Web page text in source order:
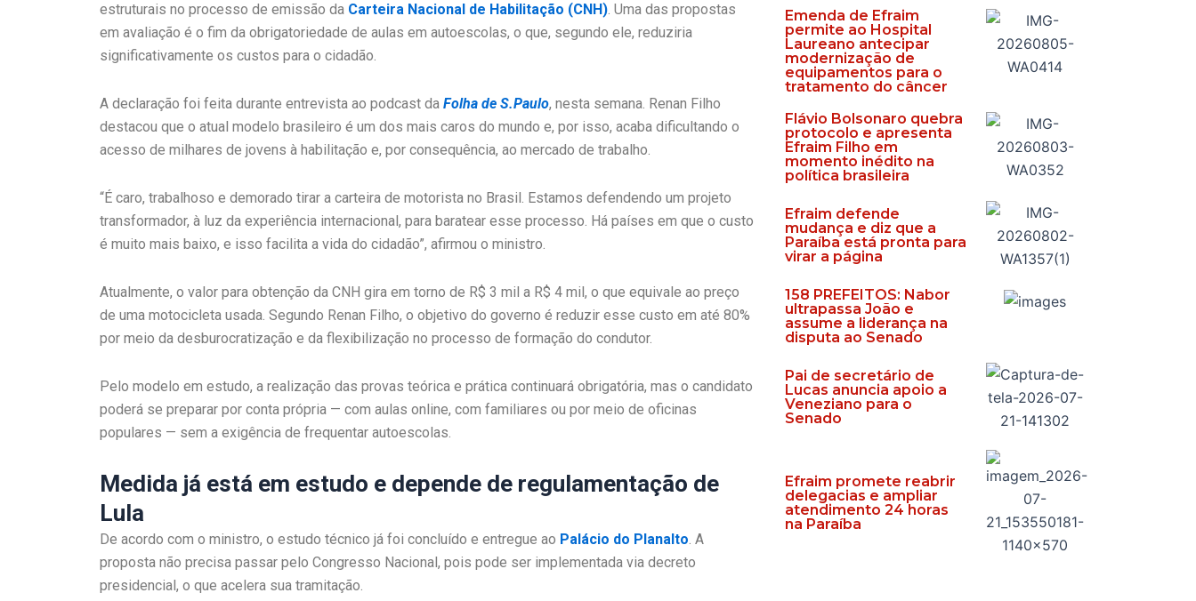
estruturais no processo de emissão da Carteira Nacional de Habilitação (CNH). Uma das propostas
em avaliação é o fim da obrigatoriedade de aulas em autoescolas, o que, segundo ele, reduziria
significativamente os custos para o cidadão.
A declaração foi feita durante entrevista ao podcast da Folha de S.Paulo, nesta semana. Renan Filho
destacou que o atual modelo brasileiro é um dos mais caros do mundo e, por isso, acaba dificultando o
acesso de milhares de jovens à habilitação e, por consequência, ao mercado de trabalho.
“É caro, trabalhoso e demorado tirar a carteira de motorista no Brasil. Estamos defendendo um projeto
transformador, à luz da experiência internacional, para baratear esse processo. Há países em que o custo
é muito mais baixo, e isso facilita a vida do cidadão”, afirmou o ministro.
Atualmente, o valor para obtenção da CNH gira em torno de R$ 3 mil a R$ 4 mil, o que equivale ao preço
de uma motocicleta usada. Segundo Renan Filho, o objetivo do governo é reduzir esse custo em até 80%
por meio da desburocratização e da flexibilização no processo de formação do condutor.
Pelo modelo em estudo, a realização das provas teórica e prática continuará obrigatória, mas o candidato
poderá se preparar por conta própria — com aulas online, com familiares ou por meio de oficinas
populares — sem a exigência de frequentar autoescolas.
Medida já está em estudo e depende de regulamentação de
Lula
De acordo com o ministro, o estudo técnico já foi concluído e entregue ao Palácio do Planalto. A
proposta não precisa passar pelo Congresso Nacional, pois pode ser implementada via decreto
presidencial, o que acelera sua tramitação.
Emenda de Efraim
permite ao Hospital
Laureano antecipar
modernização de
equipamentos para o
tratamento do câncer
Flávio Bolsonaro quebra
protocolo e apresenta
Efraim Filho em
momento inédito na
política brasileira
Efraim defende
mudança e diz que a
Paraíba está pronta para
virar a página
158 PREFEITOS: Nabor
ultrapassa João e
assume a liderança na
disputa ao Senado
Pai de secretário de
Lucas anuncia apoio a
Veneziano para o
Senado
Efraim promete reabrir
delegacias e ampliar
atendimento 24 horas
na Paraíba